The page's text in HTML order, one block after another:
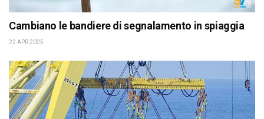
Cambiano le bandiere di segnalamento in spiaggia
22 APR 2025